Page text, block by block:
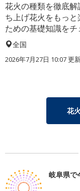
花火の種類を徹底解
ち上げ花火をもっと
ための基礎知識をチ
全国
2026年7月27日 10:07 更
花
岐阜県で